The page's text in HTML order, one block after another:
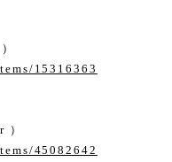
15316363
45082642